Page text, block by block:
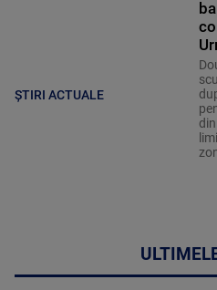
ȘTIRI ACTUALE